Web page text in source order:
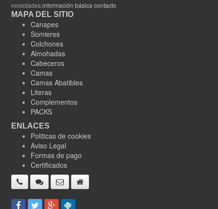
novedades.información básica contacto
MAPA DEL SITIO
Canapes
Somieres
Colchones
Almohadas
Cabeceros
Camas
Camas Abatibles
Literas
Complementos
PACKS
ENLACES
Politicas de cookies
Aviso Legal
Formas de pago
Certificados